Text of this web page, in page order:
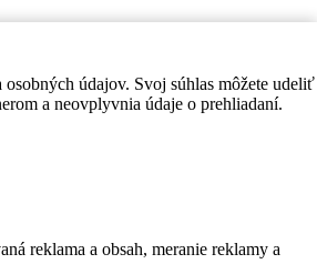
údajov. Svoj súhlas môžete udeliť
a neovplyvnia údaje o prehliadaní.
reklama a obsah, meranie reklamy a